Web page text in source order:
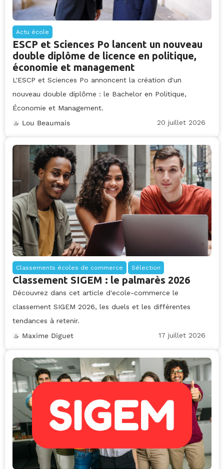
Actu école
ESCP et Sciences Po lancent un nouveau
double diplôme de licence en politique,
économie et management
L'ESCP et Sciences Po annoncent la création d'un
nouveau double diplôme : le Bachelor en Politique,
Économie et Management.
Lou Beaumais
20 juillet 2026
Classements écoles de commerce Sélection
Classement SIGEM : le palmarès 2026
Découvrez dans cet article d'ecole-commerce le
classement SIGEM 2026, les duels et les différentes
tendances à retenir.
Maxime Diguet
17 juillet 2026